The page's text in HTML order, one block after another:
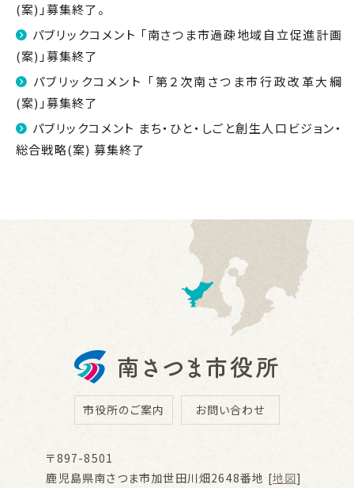
(案)」募集終了。
パブリックコメント 「南さつま市過疎地域自立促進計画
(案)」募集終了
パブリックコメント 「第２次南さつま市行政改革大綱
(案)」募集終了
パブリックコメント まち・ひと・しごと創生人口ビジョン・
総合戦略(案) 募集終了
市役所のご案内 お問い合わせ
〒897-8501
鹿児島県南さつま市加世田川畑2648番地 [地図]